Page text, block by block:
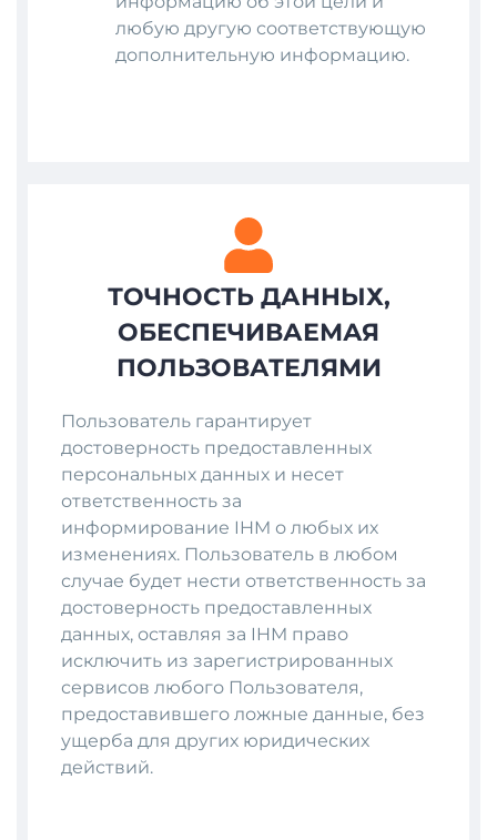
любую другую соответствующую
дополнительную информацию.
ТОЧНОСТЬ ДАННЫХ,
ОБЕСПЕЧИВАЕМАЯ
ПОЛЬЗОВАТЕЛЯМИ
Пользователь гарантирует
достоверность предоставленных
персональных данных и несет
ответственность за
информирование IHM о любых их
изменениях. Пользователь в любом
случае будет нести ответственность за
достоверность предоставленных
данных, оставляя за IHM право
исключить из зарегистрированных
сервисов любого Пользователя,
предоставившего ложные данные, без
ущерба для других юридических
действий.